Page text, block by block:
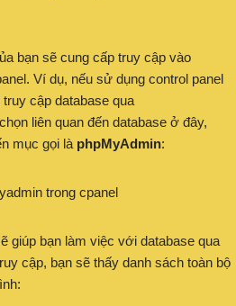
bạn sẽ cung cấp truy cập vào
Ví dụ, nếu sử dụng control panel
cập database qua
liên quan đến database ở đây,
mục gọi là phpMyAdmin:
giúp bạn làm việc với database qua
cập, bạn sẽ thấy danh sách toàn bộ